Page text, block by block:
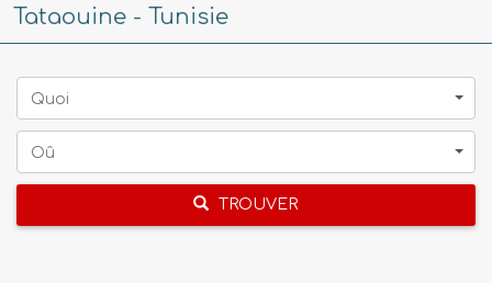
Tataouine - Tunisie
Quoi
Oû
TROUVER